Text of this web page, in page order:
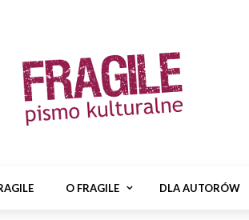
O FRAGILE DLA AUTORÓW